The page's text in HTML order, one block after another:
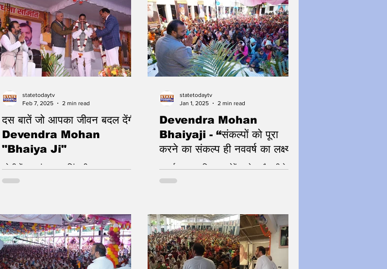
दस बातें जो आपका जीवन बदल देंगी -
Devendra Mohan
"Bhaiya Ji"
बरेली में हुआ संत कृपाल सिंह जी महाराज का
जन्मोत्सव भंडारा
statetodaytv
Feb 7, 2025
2 min read
Devendra Mohan
Bhaiyaji - “संकल्पों को पूरा
करने का संकल्प ही नववर्ष का लक्ष्य”
नववर्ष पर आध्यात्मिक गुरु देवेंद्र मोहन भैयाजी के
सत्संग में उमड़ी संगत
statetodaytv
Jan 1, 2025
2 min read